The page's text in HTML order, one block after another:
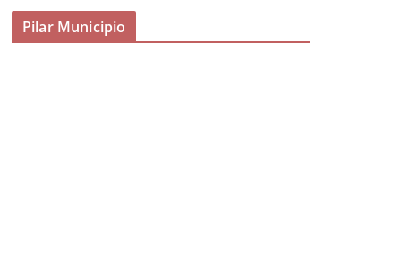
Pilar Municipio